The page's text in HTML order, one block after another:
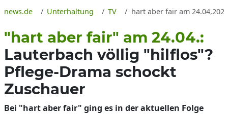
news.de Unterhaltung TV hart aber fair am
"hart aber fair" am 24.04.:
Lauterbach völlig "hilflos"?
Pflege-Drama schockt
Zuschauer
Bei "hart aber fair" ging es in der aktuellen Folge